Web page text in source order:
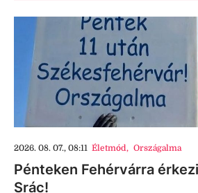
2026. 08. 07., 08:11 Életmód, Országalma
Pénteken Fehérvárra
Srác!